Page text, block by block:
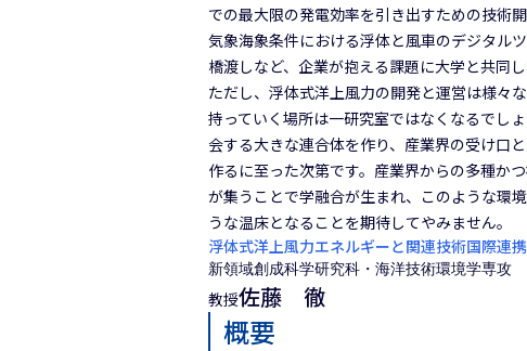
での最大限の発電効率を引き出すための技術
気象海象条件における浮体と風車のデジタル
橋渡しなど、企業が抱える課題に大学と共同
ただし、浮体式洋上風力の開発と運営は様々
持っていく場所は一研究室ではなくなるでし
会する大きな連合体を作り、産業界の受け口
作るに至った次第です。産業界からの多種か
が集うことで学融合が生まれ、このような環
うな温床となることを期待してやみません。
浮体式洋上風力エネルギーと関連技術国際連
新領域創成科学研究科・海洋技術環境学専攻
教授佐藤 徹
概要